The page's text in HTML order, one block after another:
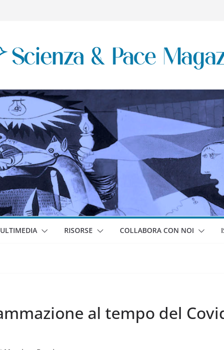
RISORSE COLLABORA CON NOI
al tempo del